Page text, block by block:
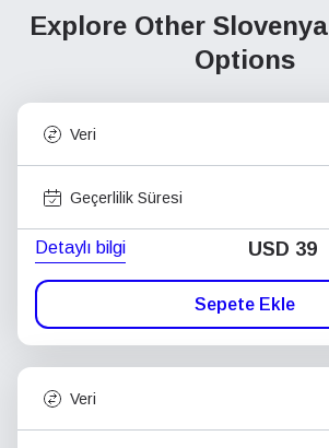
Explore Other Slovenya
Options
Veri
Geçerlilik Süresi
Detaylı bilgi USD 39
Sepete Ekle
Veri